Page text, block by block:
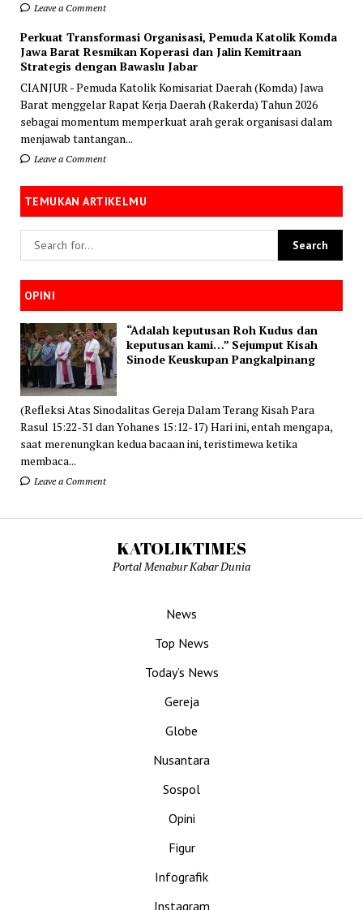
Leave a Comment
Perkuat Transformasi Organisasi, Pemuda Katolik Komda
Jawa Barat Resmikan Koperasi dan Jalin Kemitraan
Strategis dengan Bawaslu Jabar
CIANJUR - Pemuda Katolik Komisariat Daerah (Komda) Jawa
Barat menggelar Rapat Kerja Daerah (Rakerda) Tahun 2026
sebagai momentum memperkuat arah gerak organisasi dalam
menjawab tantangan...
Leave a Comment
TEMUKAN ARTIKELMU
OPINI
“Adalah keputusan Roh Kudus dan
keputusan kami…” Sejumput Kisah
Sinode Keuskupan Pangkalpinang
(Refleksi Atas Sinodalitas Gereja Dalam Terang Kisah Para
Rasul 15:22-31 dan Yohanes 15:12-17) Hari ini, entah mengapa,
saat merenungkan kedua bacaan ini, teristimewa ketika
membaca...
Leave a Comment
KATOLIKTIMES
Portal Menabur Kabar Dunia
News
Top News
Today’s News
Gereja
Globe
Nusantara
Sospol
Opini
Figur
Infografik
Instagram